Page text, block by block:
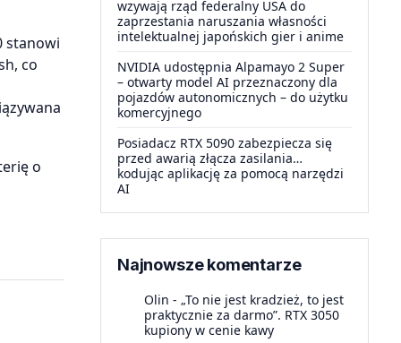
stanowi
co
o
wzywają rząd federalny USA do
zaprzestania naruszania własności
intelektualnej japońskich gier i anime
NVIDIA udostępnia Alpamayo 2 Super
– otwarty model AI przeznaczony dla
pojazdów autonomicznych – do użytku
komercyjnego
Posiadacz RTX 5090 zabezpiecza się
przed awarią złącza zasilania…
kodując aplikację za pomocą narzędzi
AI
Najnowsze komentarze
Olin - „To nie jest kradzież, to jest
praktycznie za darmo”. RTX 3050
kupiony w cenie kawy